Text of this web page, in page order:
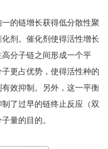
的链增长获得低分散性聚
剂。催化剂使得活性增长
分子链之间形成一个平
更占优势，使得活性种的
效抑制。另外，这一平衡
了过早的链终止反应（双
量的目的。